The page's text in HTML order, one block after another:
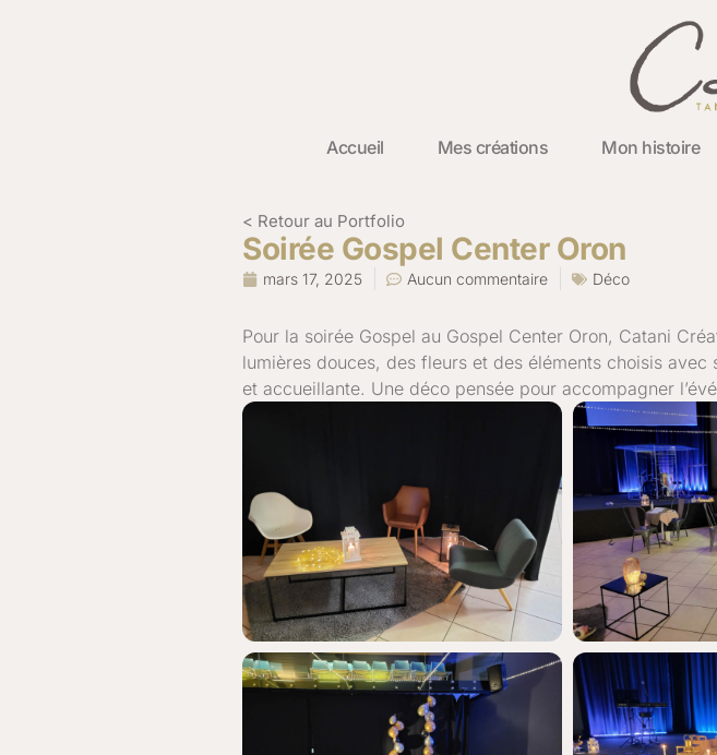
Accueil Mes créations Mon histoire
< Retour au Portfolio
Soirée Gospel Center Oron
mars 17, 2025 Aucun commentaire Déco
Pour la soirée Gospel au Gospel Center Oron, Catani
lumières douces, des fleurs et des éléments choisis
et accueillante. Une déco pensée pour accompagner